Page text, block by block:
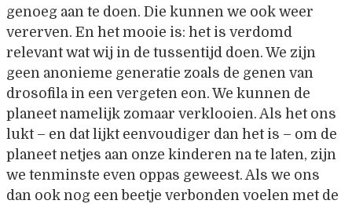
genoeg aan te doen. Die kunnen we ook weer
vererven. En het mooie is: het is verdomd
relevant wat wij in de tussentijd doen. We zijn
geen anonieme generatie zoals de genen van
drosofila in een vergeten eon. We kunnen de
planeet namelijk zomaar verklooien. Als het ons
lukt – en dat lijkt eenvoudiger dan het is – om de
planeet netjes aan onze kinderen na te laten, zijn
we tenminste even oppas geweest. Als we ons
dan ook nog een beetje verbonden voelen met de